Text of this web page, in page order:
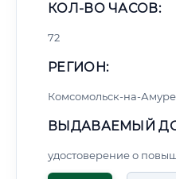
КОЛ-ВО ЧАСОВ:
72
РЕГИОН:
Комсомольск-на-Амуре
ВЫДАВАЕМЫЙ
удостоверение о